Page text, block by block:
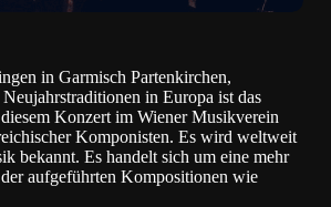
in Garmisch Partenkirchen,
in Europa ist das
Konzert im Wiener Musikverein
Komponisten. Es wird weltweit
bekannt. Es handelt sich um eine mehr
aufgeführten Kompositionen wie